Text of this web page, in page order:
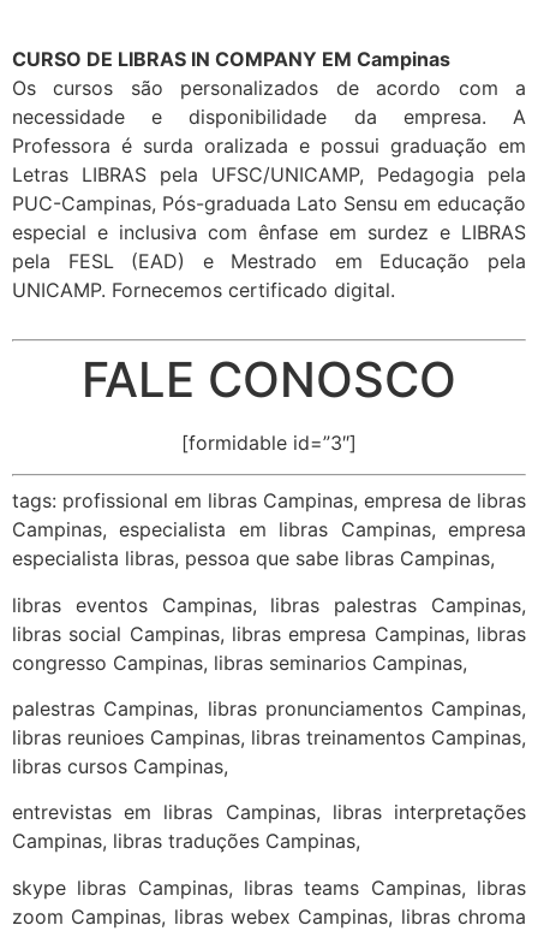
CURSO DE LIBRAS IN COMPANY EM Campinas
Os cursos são personalizados de acordo com a
necessidade e disponibilidade da empresa. A
Professora é surda oralizada e possui graduação em
Letras LIBRAS pela UFSC/UNICAMP, Pedagogia pela
PUC-Campinas, Pós-graduada Lato Sensu em educação
especial e inclusiva com ênfase em surdez e LIBRAS
pela FESL (EAD) e Mestrado em Educação pela
UNICAMP. Fornecemos certificado digital.
FALE CONOSCO
[formidable id=”3″]
tags: profissional em libras Campinas, empresa de libras
Campinas, especialista em libras Campinas, empresa
especialista libras, pessoa que sabe libras Campinas,
libras eventos Campinas, libras palestras Campinas,
libras social Campinas, libras empresa Campinas, libras
congresso Campinas, libras seminarios Campinas,
palestras Campinas, libras pronunciamentos Campinas,
libras reunioes Campinas, libras treinamentos Campinas,
libras cursos Campinas,
entrevistas em libras Campinas, libras interpretações
Campinas, libras traduções Campinas,
skype libras Campinas, libras teams Campinas, libras
zoom Campinas, libras webex Campinas, libras chroma